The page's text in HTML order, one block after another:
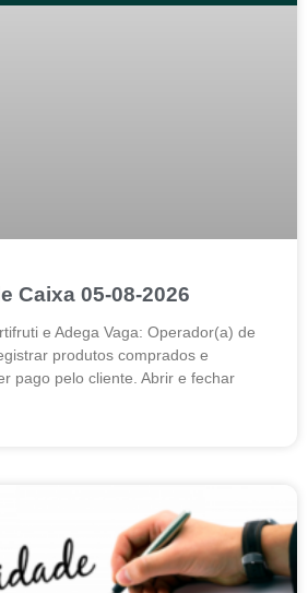
Caixa 05-08-2026
e Adega Vaga: Operador(a) de
produtos comprados e
pago pelo cliente. Abrir e fechar